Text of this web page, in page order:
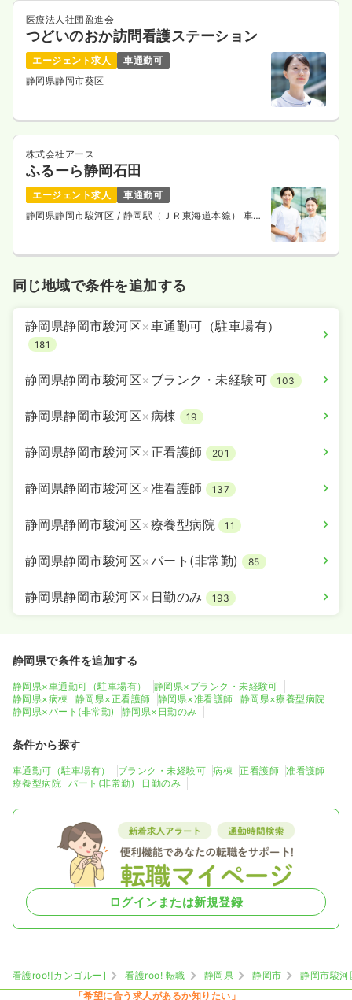
医療法人社団盈進会
つどいのおか訪問看護ステーション
エージェント求人
車通勤可
静岡県静岡市葵区
株式会社アース
ふるーら静岡石田
エージェント求人
車通勤可
静岡県静岡市駿河区 / 静岡駅（ＪＲ東海道本線） 車
同じ地域で条件を追加する
静岡県静岡市駿河区×車通勤可（駐車場有）
181
静岡県静岡市駿河区× ブランク・未経験可 103
静岡県静岡市駿河区×病棟 19
静岡県静岡市駿河区× 正看護師 201
静岡県静岡市駿河区×准看護師 137
静岡県静岡市駿河区×療養型病院 11
静岡県静岡市駿河区×パート(非常勤) 85
静岡県静岡市駿河区× 日勤のみ 193
静岡県で条件を追加する
静岡県×車通勤可（駐車場有）
静岡県×ブランク・未経験可
静岡県×病棟
静岡県×正看護師 静岡県×准看護師
静岡県×療養型病院
静岡県×パート(非常勤)
静岡県×日勤のみ
条件から探す
車通勤可（駐車場有） ブランク・未経験可 病棟 正看護師
准看護師
療養型病院
パート(非常勤) 日勤のみ
ログインまたは新規登録
看護roo![カンゴルー] 看護roo! 転職 静岡県 静岡市
静岡市駿河
「希望に合う求人があるか知りたい」